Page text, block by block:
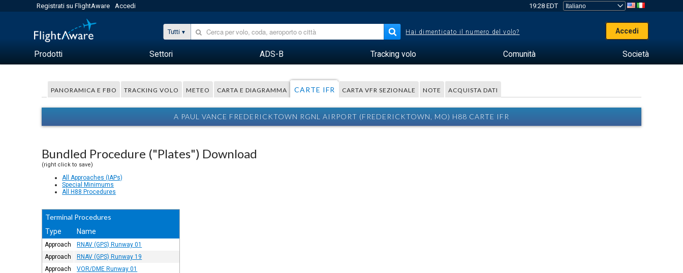
Registrati su FlightAware Accedi 19:28 EDT
Tutti Hai dimenticato il numero del volo? Accedi
Prodotti Settori ADS-B Tracking volo Comunità Società
PANORAMICA E FBO TRACKING VOLO METEO CARTA E DIAGRAMMA CARTE IFR CARTA VFR SEZIONALE NOTE ACQUISTA DATI
A PAUL VANCE FREDERICKTOWN RGNL AIRPORT (FREDERICKTOWN, MO) H88 CARTE IFR
Bundled Procedure ("Plates") Download
(right click to save)
All Approaches (IAPs)
Special Minimums
All H88 Procedures
Terminal Procedures
Type Name
Approach
RNAV (GPS) Runway 01
Approach
RNAV (GPS) Runway 19
Approach
VOR/DME Runway 01